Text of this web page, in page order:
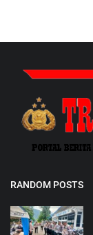
RANDOM POSTS